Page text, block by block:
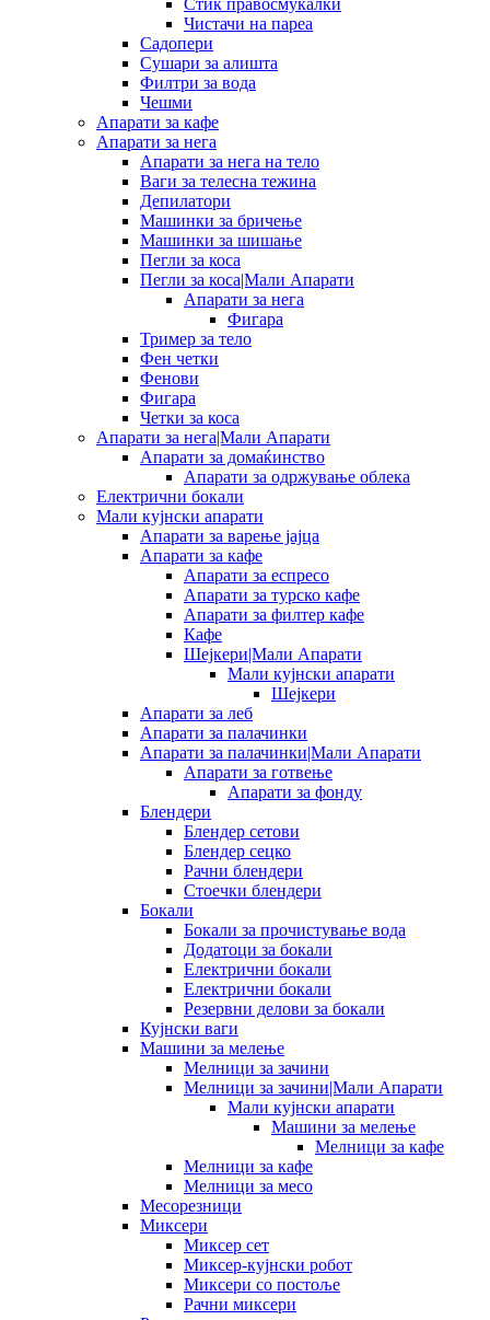
Чистачи на пареа
Садопери
Сушари за алишта
Филтри за вода
Чешми
Апарати за кафе
Апарати за нега
Апарати за нега на тело
Ваги за телесна тежина
Депилатори
Машинки за бричење
Машинки за шишање
Пегли за коса
Пегли за коса|Мали Апарати
Апарати за нега
Фигара
Тример за тело
Фен четки
Фенови
Фигара
Четки за коса
Апарати за нега|Мали Апарати
Апарати за домаќинство
Апарати за одржување облека
Електрични бокали
Мали кујнски апарати
Апарати за варење јајца
Апарати за кафе
Апарати за еспресо
Апарати за турско кафе
Апарати за филтер кафе
Кафе
Шејкери|Мали Апарати
Мали кујнски апарати
Шејкери
Апарати за леб
Апарати за палачинки
Апарати за палачинки|Мали Апарати
Апарати за готвење
Апарати за фонду
Блендери
Блендер сетови
Блендер сецко
Рачни блендери
Стоечки блендери
Бокали
Бокали за прочистување вода
Додатоци за бокали
Електрични бокали
Електрични бокали
Резервни делови за бокали
Кујнски ваги
Машини за мелење
Мелници за зачини
Мелници за зачини|Мали Апарати
Мали кујнски апарати
Машини за мелење
Мелници за кафе
Мелници за кафе
Мелници за месо
Месорезници
Миксери
Миксер сет
Миксер-кујнски робот
Миксери со постоље
Рачни миксери